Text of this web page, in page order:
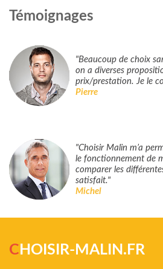
Témoignages
"Beaucoup de choix
on a diverses
prix/prestation. Je le
Pierre
"Choisir Malin m’a
le fonctionnement de
comparer les
satisfait."
Michel
C HOISIR-MALIN.FR